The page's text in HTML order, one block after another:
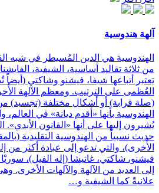
آلهة هندوسية
الهندوسية هي الدين المُسيطر في شبه
من ثلاثة تقاليد أساسية، الشيفية،
يَعتبر أتباعها شيفا، فيشنو وشاكتي (أيضاً
العُظمى على الترتيب. ومعظم الآلهة
(صلة قرابة) أو أشكال مختلفة (تجسيد) من
الهندوسية بأنها «أقدم ديانة» في العالم،
يُشيرون إليها على أنها «القانون
حديث نسبياً من الهندوسية التقليدية
الأُخرى)، والتي تدعو إلى عبادة أكثر من
فيشنو، شاكتي، غانيشا (إله الفيل)،
إلى العديد من الآلهة والآلهات الأخرى.
علانيةً كما الشيفية و…